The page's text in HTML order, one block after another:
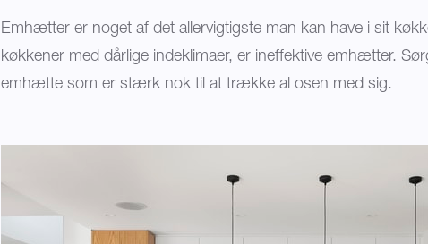
Emhætter er noget af det allervigtigste man kan have i sit
køkkener med dårlige indeklimaer, er ineffektive emhætter.
emhætte som er stærk nok til at trække al osen med sig.